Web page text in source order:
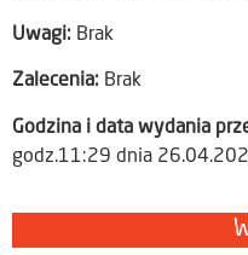
Uwagi: Brak
Zalecenia: Brak
Godzina i data wydania
godz.11:29 dnia